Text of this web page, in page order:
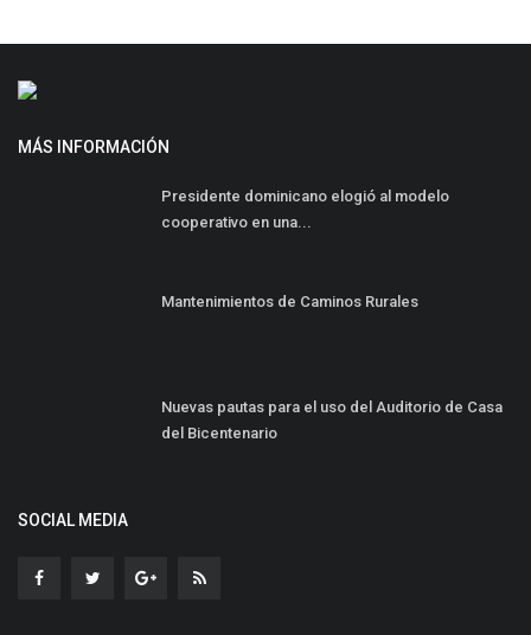
MÁS INFORMACIÓN
Presidente dominicano elogió al modelo
cooperativo en una...
Mantenimientos de Caminos Rurales
Nuevas pautas para el uso del Auditorio de Casa
del Bicentenario
SOCIAL MEDIA